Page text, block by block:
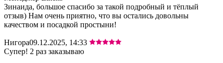
Зинаида, большое спасибо за такой подробный и тёплый
отзыв) Нам очень приятно, что вы остались довольны
качеством и посадкой простыни!
Нигора09.12.2025, 14:33
Супер! 2 раз заказываю